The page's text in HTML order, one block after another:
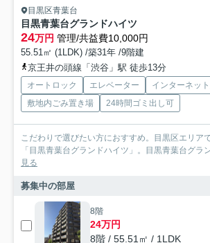
目黒区青葉台
目黒青葉台グランドハイツ
24万円 管理/共益費10,000円
55.51㎡ (1LDK) /築31年 /9階建
京王井の頭線「渋谷」駅 徒歩13分
オートロック エレベーター インターネッ
敷地内ごみ置き場
24時間ゴミ出し可
こだわりで選びたい方におすすめ。目黒区エリア
「目黒青葉台グランドハイツ」。目黒青葉台グラ
見る
募集中の部屋
8階
24万円
8階 / 55.51㎡ / 1LDK